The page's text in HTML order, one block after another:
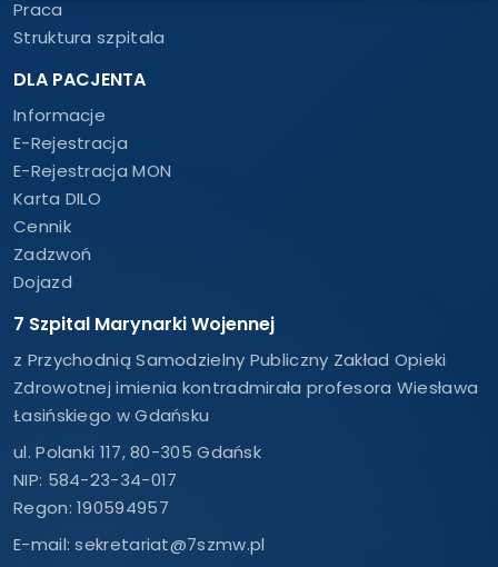
Praca
Struktura szpitala
DLA PACJENTA
Informacje
E-Rejestracja
E-Rejestracja MON
Karta DILO
Cennik
Zadzwoń
Dojazd
7 Szpital Marynarki Wojennej
z Przychodnią Samodzielny Publiczny Zakład Opieki
Zdrowotnej imienia kontradmirała profesora Wiesława
Łasińskiego w Gdańsku
ul. Polanki 117, 80-305 Gdańsk
NIP: 584-23-34-017
Regon: 190594957
E-mail:sekretariat@7szmw.pl